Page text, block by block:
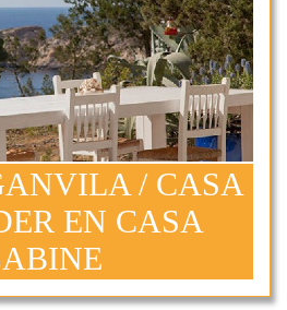
/ CASA
EN CASA